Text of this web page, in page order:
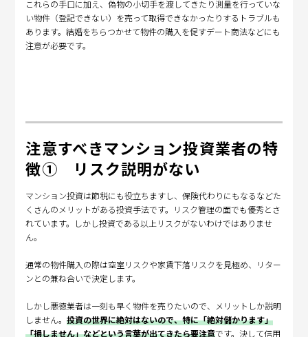
これらの手口に加え、偽物の小切手を渡してきたり測量を行っていな
い物件（登記できない）を売って取得できなかったりするトラブルも
あります。結婚をちらつかせて物件の購入を促すデート商法などにも
注意が必要です。
注意すべきマンション投資業者の特
徴① リスク説明がない
マンション投資は節税にも役立ちますし、保険代わりにもなるなどた
くさんのメリットがある投資手法です。リスク管理の面でも優秀とさ
れています。しかし投資である以上リスクがないわけではありませ
ん。
通常の物件購入の際は空室リスクや家賃下落リスクを見極め、リター
ンとの兼ね合いで決定します。
しかし悪徳業者は一刻も早く物件を売りたいので、メリットしか説明
しません。投資の世界に絶対はないので、特に「絶対儲かります」
「損しません」などという言葉が出てきたら要注意です。決して信用